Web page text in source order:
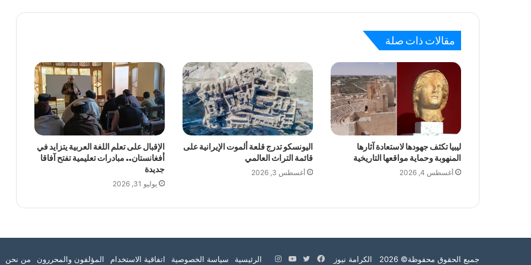
مقالات ذات صلة
ليبيا تكثف جهودها لاستعادة آثارها
المنهوبة وحماية مواقعها التاريخية
أغسطس 4, 2026
اليونسكو تدرج قلعة ألموت الإيرانية على
قائمة التراث العالمي
أغسطس 3, 2026
الإقبال على تعلم اللغة العربية يتزايد في
أفغانستان.. مبادرات تعليمية تفتح آفاقا
جديدة
يوليو 31, 2026
جميع الحقوق محفوظة© 2026 الكرامة نيوز الرئيسية سياسة الخصوصية اتفاقية الاستخدام المؤلفون والمحررون من نحن فيسبوك
تويتريوتيوبانستقرام